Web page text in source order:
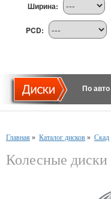
Ширина:
PCD:
По авто
Главная » Каталог дисков » Скад
Колесные диски